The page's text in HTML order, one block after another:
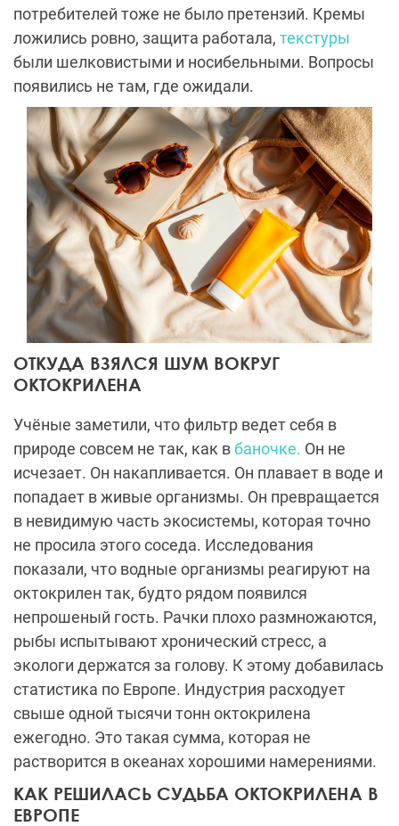
потребителей тоже не было претензий. Кремы
ложились ровно, защита работала, текстуры
были шелковистыми и носибельными. Вопросы
появились не там, где ожидали.
ОТКУДА ВЗЯЛСЯ ШУМ ВОКРУГ
ОКТОКРИЛЕНА
Учёные заметили, что фильтр ведет себя в
природе совсем не так, как вбаночке. Он не
исчезает. Он накапливается. Он плавает в воде и
попадает в живые организмы. Он превращается
в невидимую часть экосистемы, которая точно
не просила этого соседа. Исследования
показали, что водные организмы реагируют на
октокрилен так, будто рядом появился
непрошеный гость. Рачки плохо размножаются,
рыбы испытывают хронический стресс, а
экологи держатся за голову. К этому добавилась
статистика по Европе. Индустрия расходует
свыше одной тысячи тонн октокрилена
ежегодно. Это такая сумма, которая не
растворится в океанах хорошими намерениями.
КАК РЕШИЛАСЬ СУДЬБА ОКТОКРИЛЕНА В
ЕВРОПЕ